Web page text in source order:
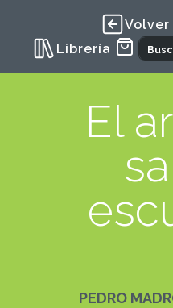
Volver
Librería
El
PEDRO